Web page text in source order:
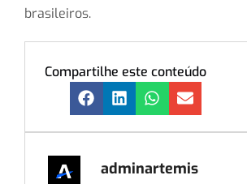
brasileiros.
Compartilhe este conteúdo
adminartemis